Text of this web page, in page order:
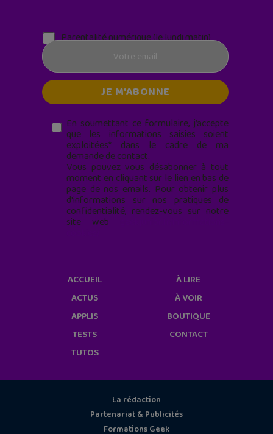
Parentalité numérique (le lundi matin)
En soumettant ce formulaire, j’accepte
que les informations saisies soient
exploitées* dans le cadre de ma
demande de contact.
Vous pouvez vous désabonner à tout
moment en cliquant sur le lien en bas de
page de nos emails. Pour obtenir plus
d'informations sur nos pratiques de
confidentialité, rendez-vous sur notre
site web
ACCUEIL
ACTUS
APPLIS
TESTS
TUTOS
À LIRE
À VOIR
BOUTIQUE
CONTACT
La rédaction
Partenariat & Publicités
Formations Geek